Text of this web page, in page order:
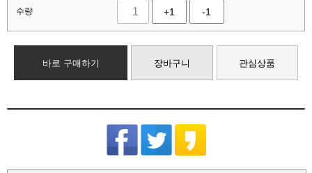
수량 +1 -1
바로 구매하기 장바구니 관심상품